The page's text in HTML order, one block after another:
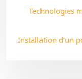
Technologies
Installation d’un